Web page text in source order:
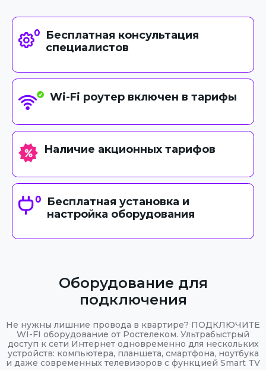
Бесплатная консультация
специалистов
Wi-Fi роутер включен в тарифы
Наличие акционных тарифов
Бесплатная установка и
настройка оборудования
Оборудование для
подключения
Не нужны лишние провода в квартире? ПОДКЛЮЧИТЕ
WI-FI оборудование от Ростелеком. Ультрабыстрый
доступ к сети Интернет одновременно для нескольких
устройств: компьютера, планшета, смартфона, ноутбука
и даже современных телевизоров с функцией Smart TV